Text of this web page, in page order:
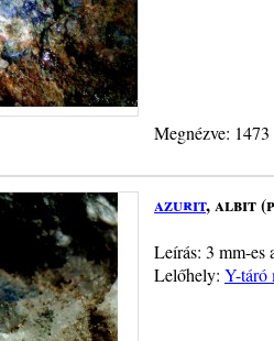
Megnézve:
azurit, albit
Leírás: 3 mm-es
Lelőhely: Y-táró